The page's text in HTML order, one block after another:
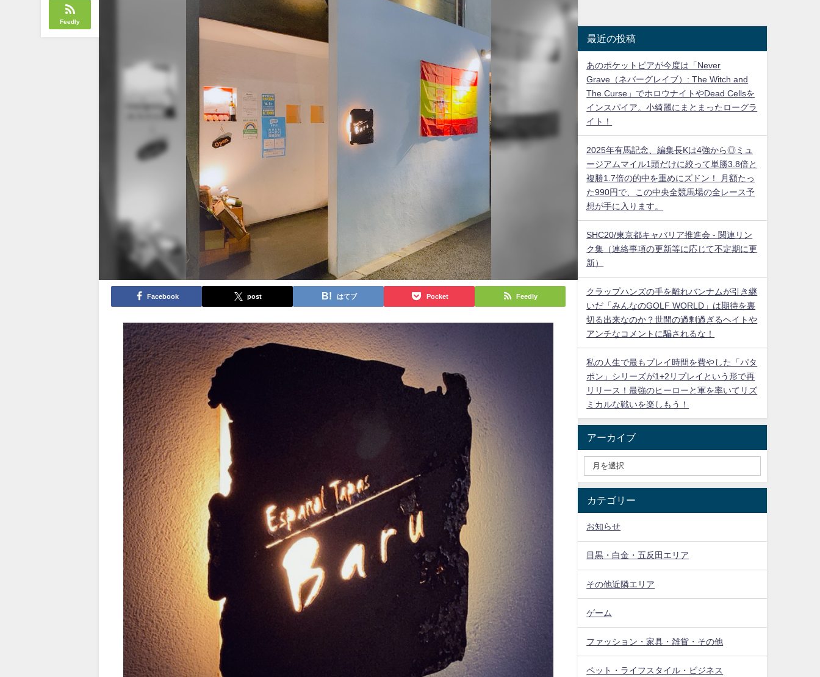
Feedly
Facebook post はてブ Pocket Feedly
最近の投稿
あのポケットピアが今度は「Never
Grave（ネバーグレイブ）: The Witch and
The Curse」でホロウナイトやDead Cellsを
インスパイア。小綺麗にまとまったローグラ
イト！
2025年有馬記念、編集長Kは4強から◎ミュ
ージアムマイル1頭だけに絞って単勝3.8倍と
複勝1.7倍の的中を重めにズドン！ 月額たっ
た990円で、この中央全競馬場の全レース予
想が手に入ります。
SHC20/東京都キャバリア推進会 - 関連リン
ク集（連絡事項の更新等に応じて不定期に更
新）
クラップハンズの手を離れバンナムが引き継
いだ「みんなのGOLF WORLD」は期待を裏
切る出来なのか？世間の過剰過ぎるヘイトや
アンチなコメントに騙されるな！
私の人生で最もプレイ時間を費やした「パタ
ポン」シリーズが1+2リプレイという形で再
リリース！最強のヒーローと軍を率いてリズ
ミカルな戦いを楽しもう！
アーカイブ
カテゴリー
お知らせ
目黒・白金・五反田エリア
その他近隣エリア
ゲーム
ファッション・家具・雑貨・その他
ペット・ライフスタイル・ビジネス